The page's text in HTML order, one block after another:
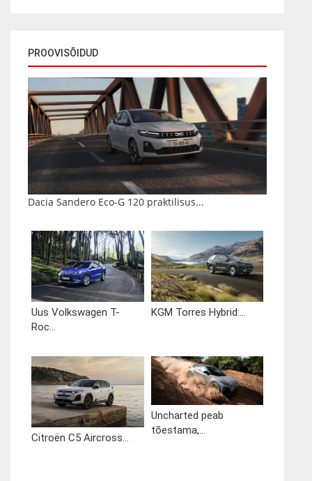
PROOVISÕIDUD
Dacia Sandero Eco-G 120 praktilisus...
Uus Volkswagen T-
Roc...
KGM Torres Hybrid:...
Citroën C5 Aircross...
Uncharted peab
tõestama,...